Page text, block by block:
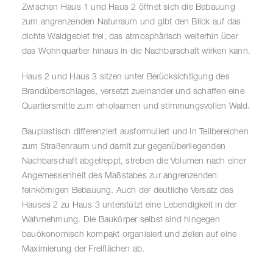
Zwischen Haus 1 und Haus 2 öffnet sich die Bebauung
zum angrenzenden Naturraum und gibt den Blick auf das
dichte Waldgebiet frei, das atmosphärisch weiterhin über
das Wohnquartier hinaus in die Nachbarschaft wirken kann.
Haus 2 und Haus 3 sitzen unter Berücksichtigung des
Brandüberschlages, versetzt zueinander und schaffen eine
Quartiersmitte zum erholsamen und stimmungsvollen Wald.
Bauplastisch differenziert ausformuliert und in Teilbereichen
zum Straßenraum und damit zur gegenüberliegenden
Nachbarschaft abgetreppt, streben die Volumen nach einer
Angemessenheit des Maßstabes zur angrenzenden
feinkörnigen Bebauung. Auch der deutliche Versatz des
Hauses 2 zu Haus 3 unterstützt eine Lebendigkeit in der
Wahrnehmung. Die Baukörper selbst sind hingegen
bauökonomisch kompakt organisiert und zielen auf eine
Maximierung der Freiflächen ab.